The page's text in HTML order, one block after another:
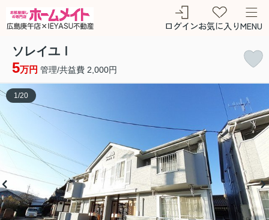
ログインお気に入りMENU
ソレイユⅠ
5万円 管理/共益費 2,000円
1 /20